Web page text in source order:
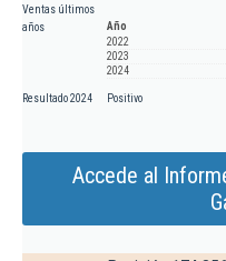
Ventas últimos
años
Año
2022
2023
2024
Resultado 2024 Positivo
Accede al